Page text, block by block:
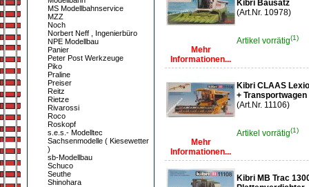
MS Modellbahnservice
MZZ
Noch
Norbert Neff , Ingenierbüro
NPE Modellbau
Panier
Peter Post Werkzeuge
Piko
Praline
Preiser
Reitz
Rietze
Rivarossi
Roco
Roskopf
s.e.s.- Modelltec
Sachsenmodelle ( Kiesewetter
)
sb-Modellbau
Schuco
Seuthe
Shinohara
Mehr
Informationen...
Kibri Bausatz
(Art.Nr. 10978)
Artikel vorrätig(1)
Mehr
Informationen...
Kibri CLAAS
+
(Art.Nr. 11106)
Artikel vorrätig(1)
Kibri MB Trac